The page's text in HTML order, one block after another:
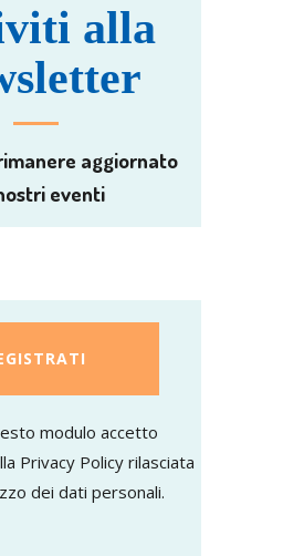
alla
aggiornato
eventi
modulo accetto
Privacy Policy rilasciata
dei dati personali.